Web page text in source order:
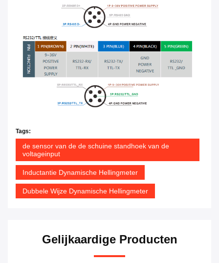
Tags:
de sensor van de de schuine standhoek van de
voltageinput
Inductantie Dynamische Hellingmeter
Dubbele Wijze Dynamische Hellingmeter
Gelijkaardige Producten